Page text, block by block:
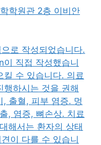
학원관 2층 이비안
로 작성되었습니다.
이 직접 작성했습니
킬 수 있습니다. 의료
행하시는 것을 권해
, 출혈, 피부 염증. 멍
, 염증, 뼈손상. 치료
해서는 환자의 상태
이 다를 수 있습니